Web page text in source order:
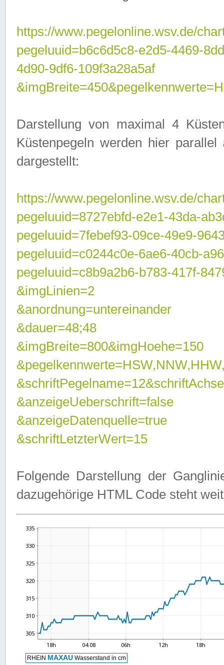
https://www.pegelonline.wsv.de/
pegeluuid=b6c6d5c8-e2d5-4469-
4d90-9df6-109f3a28a5af
Darstellung von maximal 4
Küstenpegeln werden hier parallel
dargestellt:
https://www.pegelonline.wsv.de/
pegeluuid=8727ebfd-e2e1-43da-
pegeluuid=7febef93-09ce-49e9-
pegeluuid=c0244c0e-6ae6-40cb-
pegeluuid=c8b9a2b6-b783-417f-
&imgLinien=2
&anordnung=untereinander
&dauer=48;48
&imgBreite=800&imgHoehe=150
&anzeigeUeberschrift=false
&anzeigeDatenquelle=true
&schriftLetzterWert=15
Folgende Darstellung der
dazugehörige HTML Code steht